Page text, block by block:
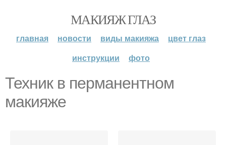
МАКИЯЖ ГЛАЗ
главная новости виды макияжа
цвет глаз
инструкции
фото
Техник в перманентном
макияже